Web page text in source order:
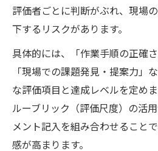
評価者ごとに判断がぶれ、現場
下するリスクがあります。
具体的には、「作業手順の正確
「現場での課題発見・提案力」
な評価項目と達成レベルを定め
ルーブリック（評価尺度）の活
メント記入を組み合わせること
感が高まります。